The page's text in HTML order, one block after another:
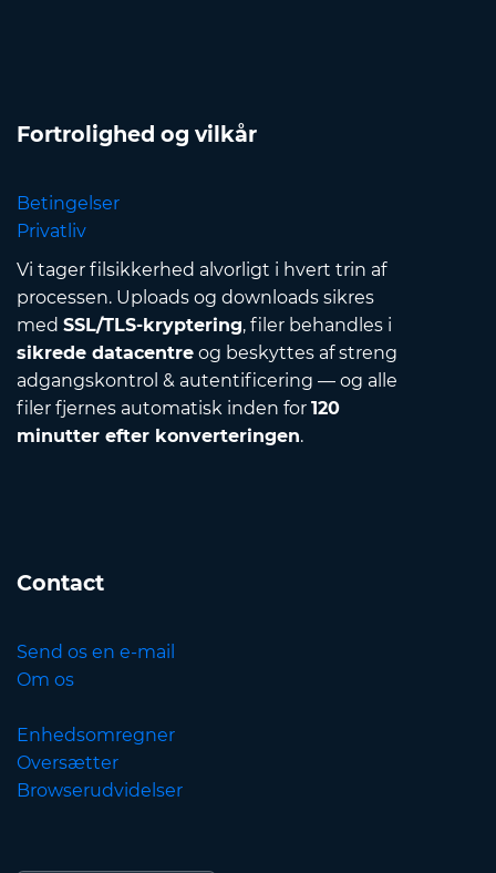
Fortrolighed og vilkår
Betingelser
Privatliv
Vi tager filsikkerhed alvorligt i hvert trin af
processen. Uploads og downloads sikres
med SSL/TLS-kryptering, filer behandles i
sikrede datacentre og beskyttes af streng
adgangskontrol & autentificering — og alle
filer fjernes automatisk inden for 120
minutter efter konverteringen.
Contact
Send os en e-mail
Om os
Enhedsomregner
Oversætter
Browserudvidelser